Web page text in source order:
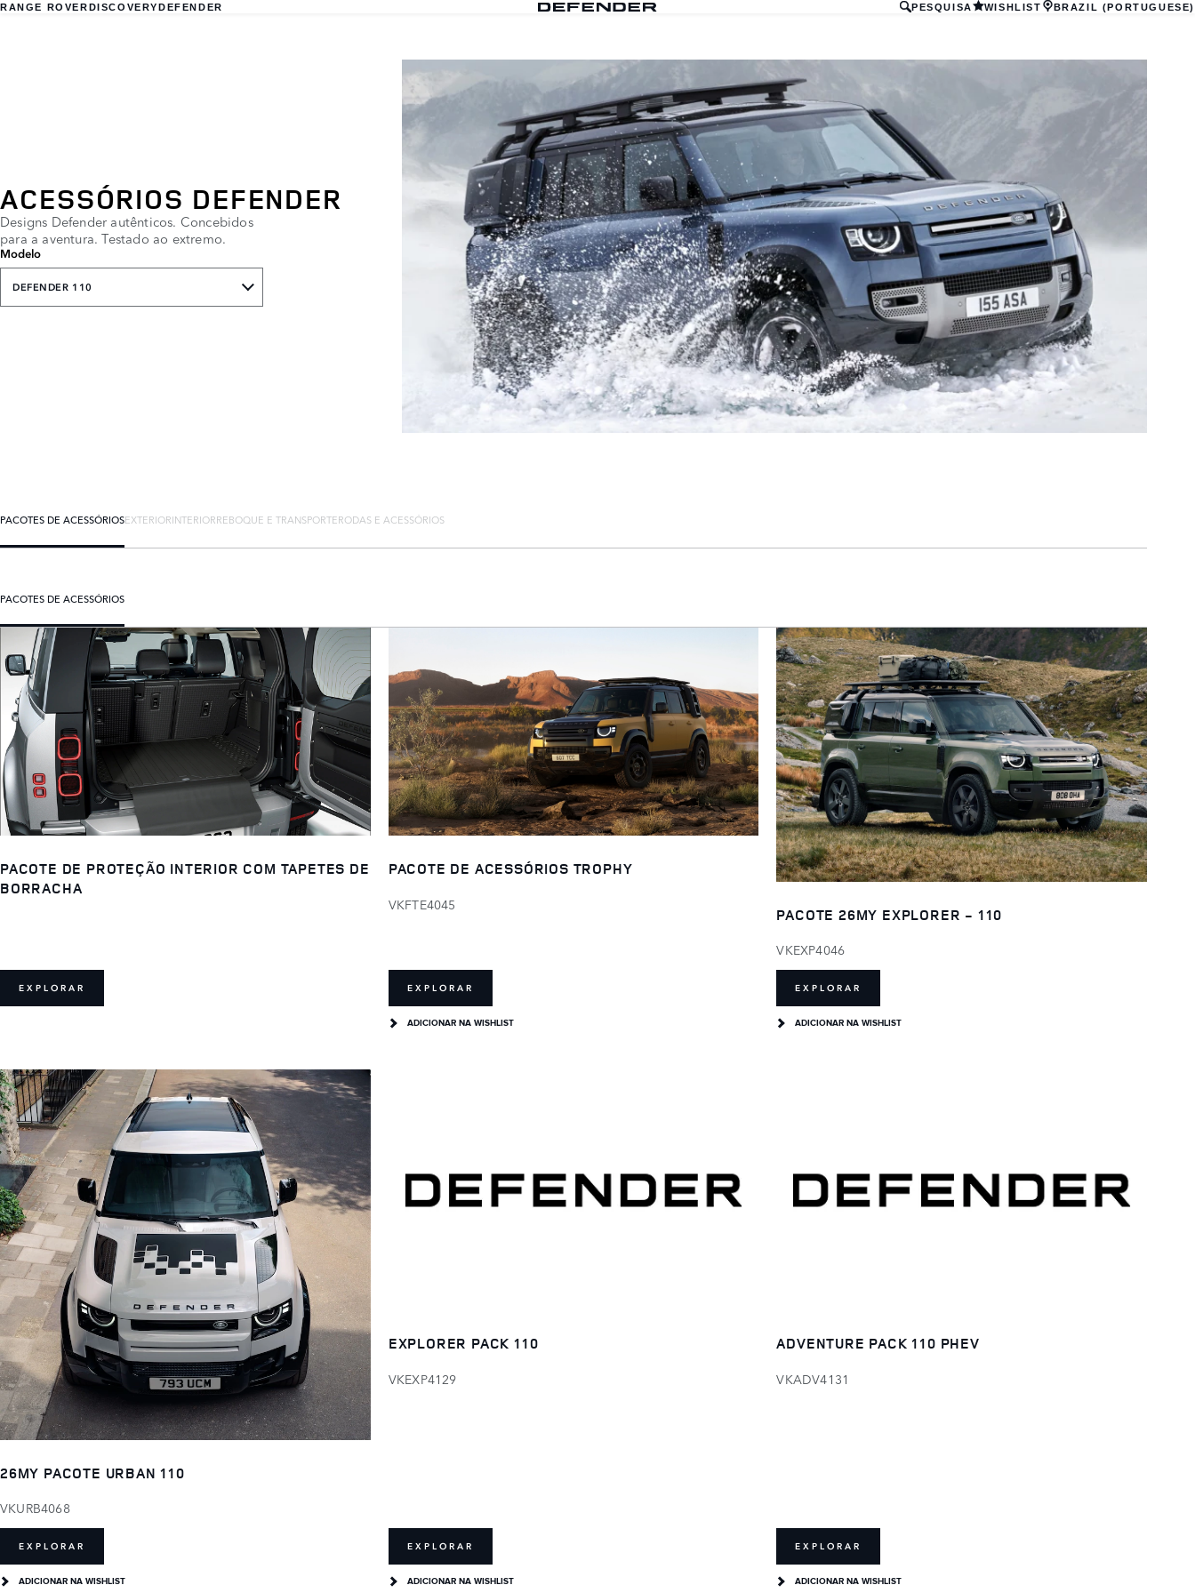
RANGE ROVERDISCOVERYDEFENDER PESQUISA WISHLIST BRAZIL (PORTUGUESE)
ACESSÓRIOS DEFENDER
Designs Defender autênticos. Concebidos
para a aventura. Testado ao extremo.
Modelo
DEFENDER 110
PACOTES DE ACESSÓRIOSEXTERIORINTERIORREBOQUE E TRANSPORTERODAS E ACESSÓRIOS
PACOTES DE ACESSÓRIOS
PACOTE DE PROTEÇÃO INTERIOR COM TAPETES DE
BORRACHA
EXPLORAR
PACOTE DE ACESSÓRIOS TROPHY
VKFTE4045
EXPLORAR
ADICIONAR NA WISHLIST
PACOTE 26MY EXPLORER - 110
VKEXP4046
EXPLORAR
ADICIONAR NA WISHLIST
26MY PACOTE URBAN 110
VKURB4068
EXPLORAR
ADICIONAR NA WISHLIST
EXPLORER PACK 110
VKEXP4129
EXPLORAR
ADICIONAR NA WISHLIST
ADVENTURE PACK 110 PHEV
VKADV4131
EXPLORAR
ADICIONAR NA WISHLIST